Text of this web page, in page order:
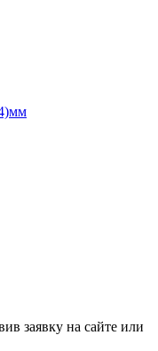
заявку на сайте или